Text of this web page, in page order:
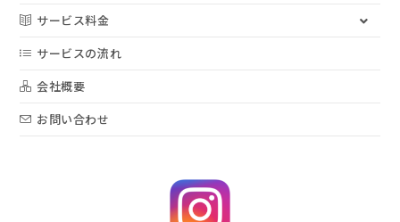
サービス料金
サービスの流れ
会社概要
お問い合わせ